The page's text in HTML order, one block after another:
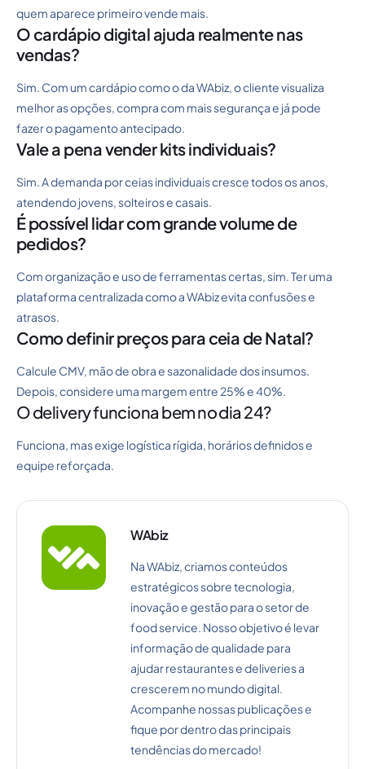
quem aparece primeiro vende mais.
O cardápio digital ajuda realmente nas
vendas?
Sim. Com um cardápio como o da WAbiz, o cliente visualiza
melhor as opções, compra com mais segurança e já pode
fazer o pagamento antecipado.
Vale a pena vender kits individuais?
Sim. A demanda por ceias individuais cresce todos os anos,
atendendo jovens, solteiros e casais.
É possível lidar com grande volume de
pedidos?
Com organização e uso de ferramentas certas, sim. Ter uma
plataforma centralizada como a WAbiz evita confusões e
atrasos.
Como definir preços para ceia de Natal?
Calcule CMV, mão de obra e sazonalidade dos insumos.
Depois, considere uma margem entre 25% e 40%.
O delivery funciona bem no dia 24?
Funciona, mas exige logística rígida, horários definidos e
equipe reforçada.
WAbiz
Na WAbiz, criamos conteúdos
estratégicos sobre tecnologia,
inovação e gestão para o setor de
food service. Nosso objetivo é levar
informação de qualidade para
ajudar restaurantes e deliveries a
crescerem no mundo digital.
Acompanhe nossas publicações e
fique por dentro das principais
tendências do mercado!